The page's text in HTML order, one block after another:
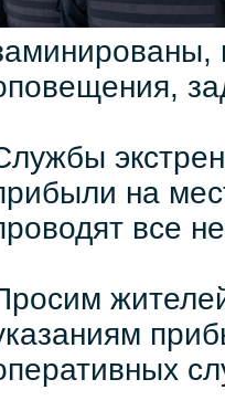
на
все